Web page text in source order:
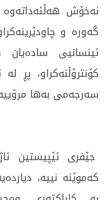
نەخۆش
گەورە و
ئینسانیی سادەیان
کۆنترۆڵنەکراو،
سەرجەمی بەها
جێفری ئێپیستین
کەموێنە نییە،